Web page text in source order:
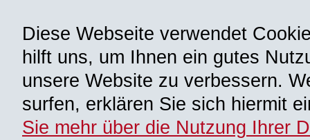
Diese Webseite verwendet
hilft uns, um Ihnen ein gutes
unsere Website zu verbessern.
surfen, erklären Sie sich hiermit
Sie mehr über die Nutzung Ihrer